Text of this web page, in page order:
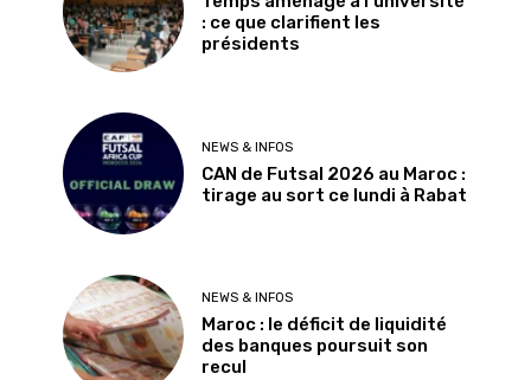
: ce que clarifient les
présidents
NEWS & INFOS
CAN de Futsal 2026 au Maroc :
tirage au sort ce lundi à Rabat
NEWS & INFOS
Maroc : le déficit de liquidité
des banques poursuit son
recul